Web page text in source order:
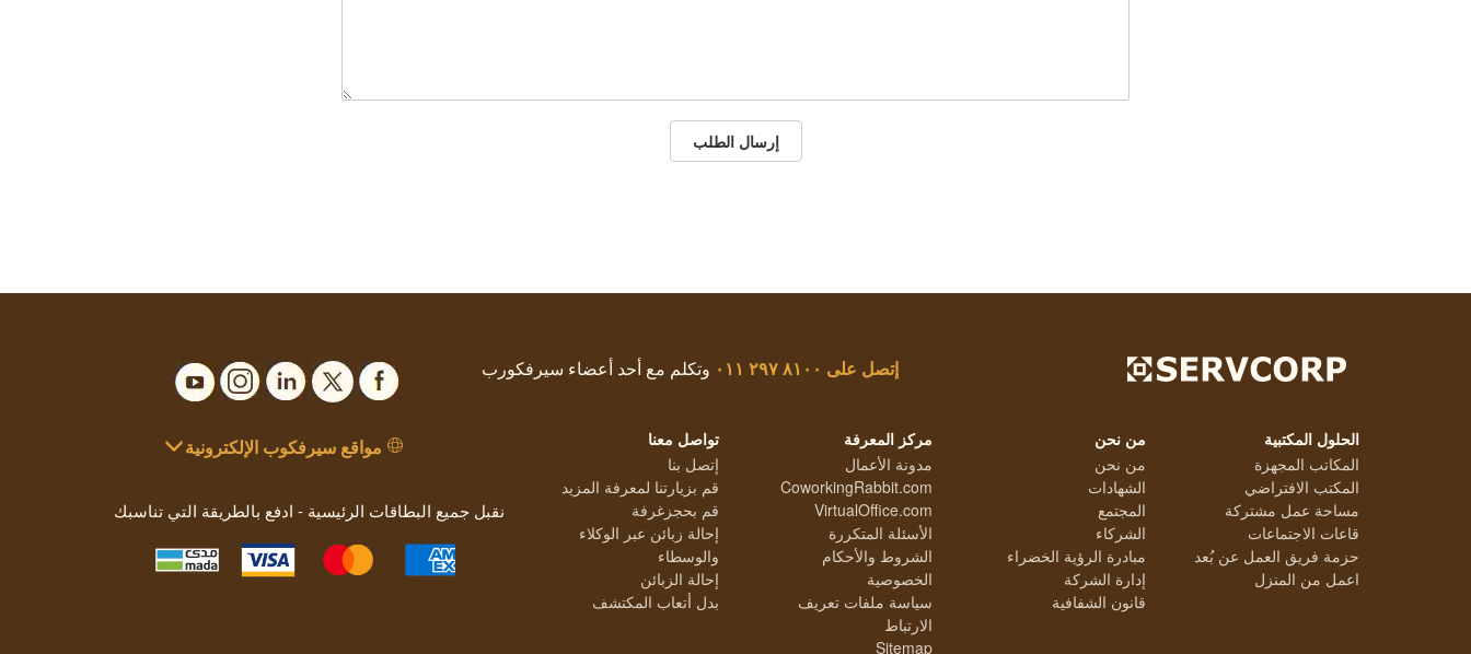
إرسال الطلب
إتصل على ٨١٠٠ ٢٩٧ ٠١١ وتكلم مع أحد أعضاء سيرفكورب
الحلول المكتبية
المكاتب المجهزة
المكتب الافتراضي
مساحة عمل مشتركة
قاعات الاجتماعات
حزمة فريق العمل عن بُعد
اعمل من المنزل
من نحن
من نحن
الشهادات
المجتمع
الشركاء
مبادرة الرؤية الخضراء
إدارة الشركة
قانون الشفافية
مركز المعرفة
مدونة الأعمال
CoworkingRabbit.com
VirtualOffice.com
الأسئلة المتكررة
الشروط والأحكام
الخصوصية
سياسة ملفات تعريف
الارتباط
Sitemap
تواصل معنا
إتصل بنا
قم بزيارتنا لمعرفة المزيد
قم بحجزغرفة
إحالة زبائن عبر الوكلاء
والوسطاء
إحالة الزبائن
بدل أتعاب المكتشف
مواقع سيرفكوب الإلكترونية
نقبل جميع البطاقات الرئيسية - ادفع بالطريقة التي تناسبك